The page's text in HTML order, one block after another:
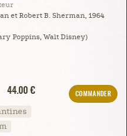
et Robert B. Sherman, 1964
Poppins, Walt Disney)
44.00 €
COMMANDER